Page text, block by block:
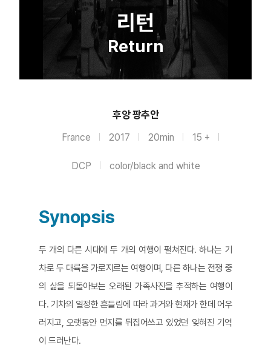
리턴
Return
후앙 팡추안
France 2017 20min 15 +
DCP color/black and white
Synopsis
두 개의 다른 시대에 두 개의 여행이 펼쳐진다. 하나는 기
차로 두 대륙을 가로지르는 여행이며, 다른 하나는 전쟁 중
의 삶을 되돌아보는 오래된 가족사진을 추적하는 여행이
다. 기차의 일정한 흔들림에 따라 과거와 현재가 한데 어우
러지고, 오랫동안 먼지를 뒤집어쓰고 있었던 잊혀진 기억
이 드러난다.